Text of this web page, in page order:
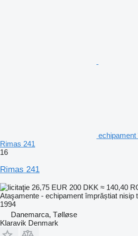
Rimas 241
16
Rimas 241
26,75 EUR 200 DKK ≈ 140,40
Ataşamente - echipament împrăștiat nisip
1994
Danemarca, Tølløse
Klaravik Denmark